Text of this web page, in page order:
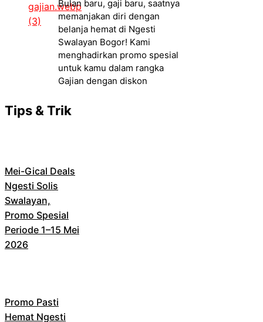
Bulan baru, gaji baru, saatnya
memanjakan diri dengan
belanja hemat di Ngesti
Swalayan Bogor! Kami
menghadirkan promo spesial
untuk kamu dalam rangka
Gajian dengan diskon
Tips & Trik
Mei-Gical Deals
Ngesti Solis
Swalayan,
Promo Spesial
Periode 1–15 Mei
2026
Promo Pasti
Hemat Ngesti